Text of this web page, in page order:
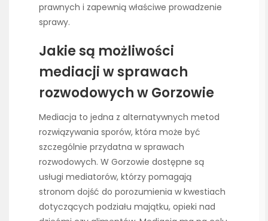
prawnych i zapewnią właściwe prowadzenie
sprawy.
Jakie są możliwości
mediacji w sprawach
rozwodowych w Gorzowie
Mediacja to jedna z alternatywnych metod
rozwiązywania sporów, która może być
szczególnie przydatna w sprawach
rozwodowych. W Gorzowie dostępne są
usługi mediatorów, którzy pomagają
stronom dojść do porozumienia w kwestiach
dotyczących podziału majątku, opieki nad